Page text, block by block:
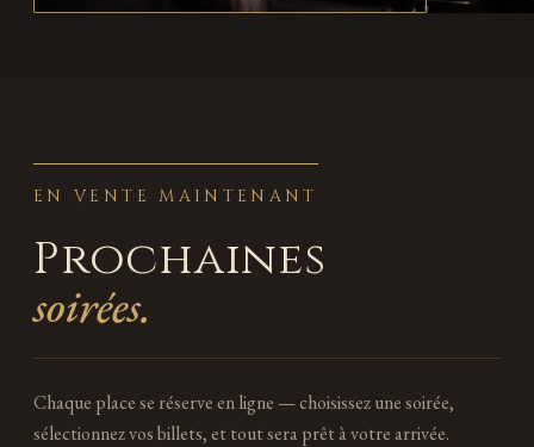
EN VENTE MAINTENANT
Prochaines
soirées.
Chaque place se réserve en ligne — choisissez une soirée,
sélectionnez vos billets, et tout sera prêt à votre arrivée.